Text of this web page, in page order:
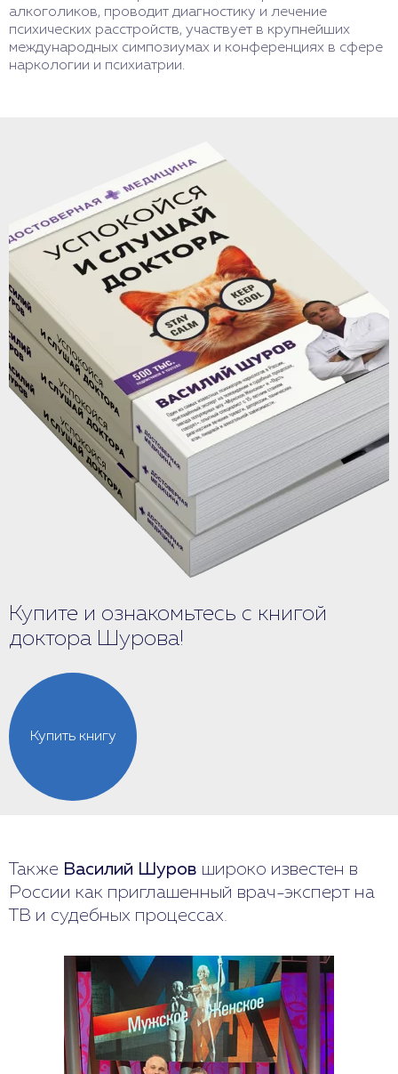
алкоголиков, проводит диагностику и лечение
психических расстройств, участвует в крупнейших
международных симпозиумах и конференциях в сфере
наркологии и психиатрии.
Купите и ознакомьтесь с книгой
доктора Шурова!
Купить книгу
Также Василий Шуров широко известен в
России как приглашенный врач-эксперт на
ТВ и судебных процессах.